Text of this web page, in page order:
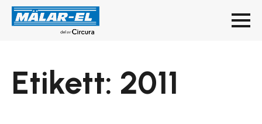
Etikett: 2011